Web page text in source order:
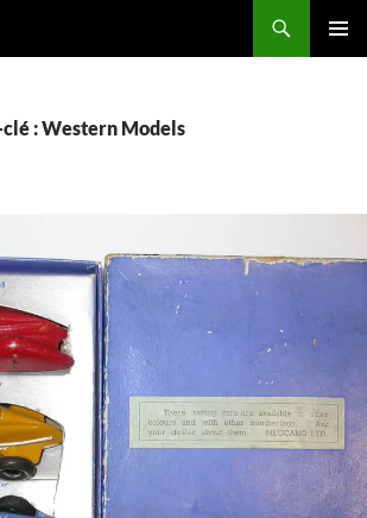
: Western Models